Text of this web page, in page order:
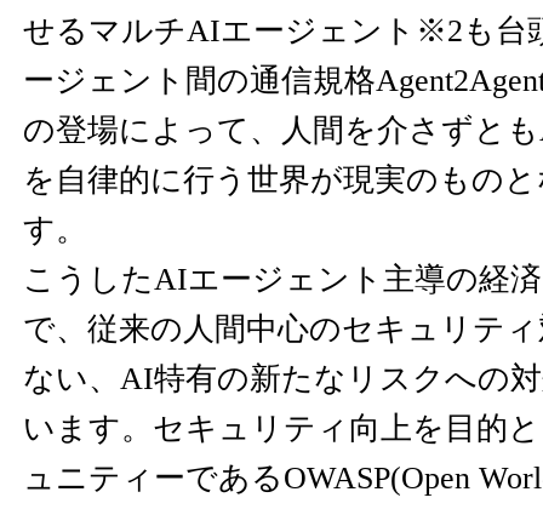
せるマルチAIエージェント※2も台
ージェント間の通信規格
の登場によって、人間を介さずと
を自律的に行う世界が現実のもの
す。
こうしたAIエージェント主導の経
で、従来の人間中心のセキュリテ
ない、AI特有の新たなリスクへの
います。セキュリティ向上を目的
ュニティーであるOWASP(Open